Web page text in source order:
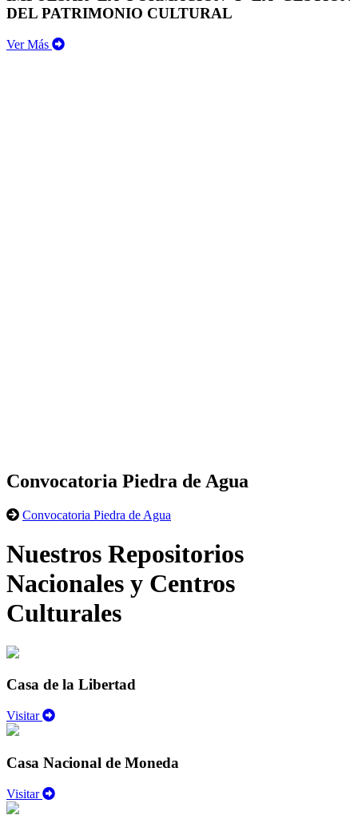
DEL PATRIMONIO CULTURAL
Ver Más
Convocatoria Piedra de Agua
Convocatoria Piedra de Agua
Nuestros Repositorios
Nacionales y Centros
Culturales
Casa de la Libertad
Visitar
Casa Nacional de Moneda
Visitar